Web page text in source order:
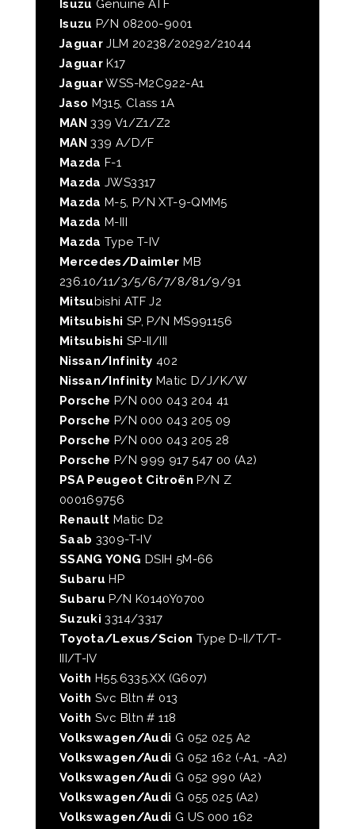
Isuzu Genuine ATF
Isuzu P/N 08200-9001
Jaguar JLM 20238/20292/21044
Jaguar K17
JaguarWSS-M2C922-A1
Jaso M315, Class 1A
MAN 339 V1/Z1/Z2
MAN 339 A/D/F
Mazda F-1
Mazda JWS3317
Mazda M-5, P/N XT-9-QMM5
Mazda M-III
Mazda Type T-IV
Mercedes/Daimler MB
236.10/11/3/5/6/7/8/81/9/91
Mitsubishi ATF J2
Mitsubishi SP, P/N MS991156
Mitsubishi SP-II/III
Nissan/Infinity 402
Nissan/Infinity Matic D/J/K/W
Porsche P/N 000 043 204 41
Porsche P/N 000 043 205 09
Porsche P/N 000 043 205 28
Porsche P/N 999 917 547 00 (A2)
PSA Peugeot Citroën P/N Z
000169756
Renault Matic D2
Saab 3309-T-IV
SSANG YONG DSIH 5M-66
Subaru HP
Subaru P/N K0140Y0700
Suzuki 3314/3317
Toyota/Lexus/Scion Type D-II/T/T-
III/T-IV
Voith H55.6335.XX (G607)
Voith Svc Bltn # 013
VoithSvc Bltn # 118
Volkswagen/Audi G 052 025 A2
Volkswagen/Audi G 052 162 (-A1, -A2)
Volkswagen/Audi G 052 990 (A2)
Volkswagen/Audi G 055 025 (A2)
Volkswagen/Audi G US 000 162